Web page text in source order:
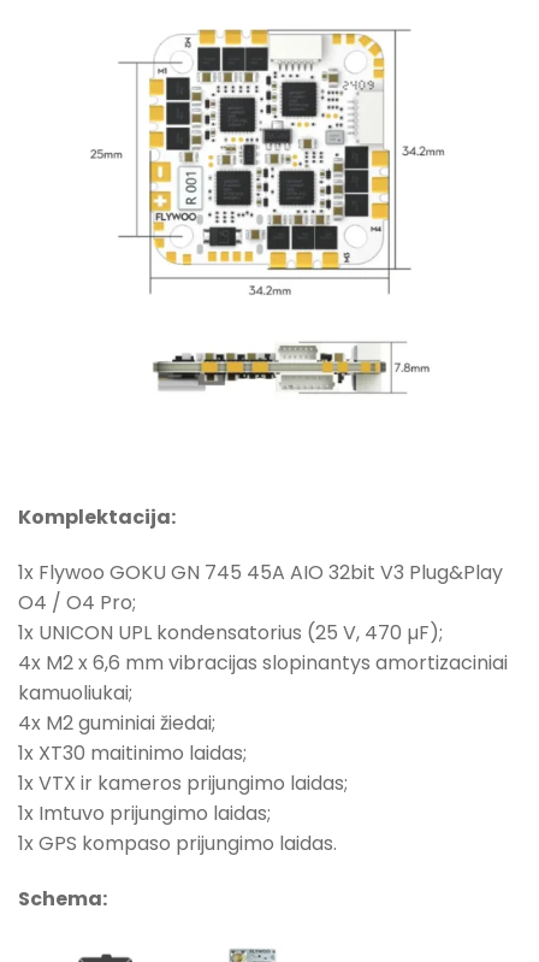
Komplektacija:
1x Flywoo GOKU GN 745 45A AIO 32bit V3 Plug&Play
O4 / O4 Pro;
1x UNICON UPL kondensatorius (25 V, 470 µF);
4x M2 x 6,6 mm vibracijas slopinantys amortizaciniai
kamuoliukai;
4x M2 guminiai žiedai;
1x XT30 maitinimo laidas;
1x VTX ir kameros prijungimo laidas;
1x Imtuvo prijungimo laidas;
1x GPS kompaso prijungimo laidas.
Schema: